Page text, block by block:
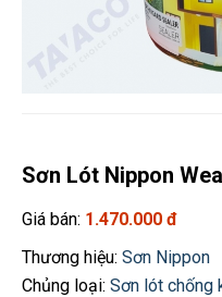
Sơn Lót Nippon
Giá bán: 1.470.000 đ
Thương hiệu: Sơn Nippon
Chủng loại: Sơn lót chống